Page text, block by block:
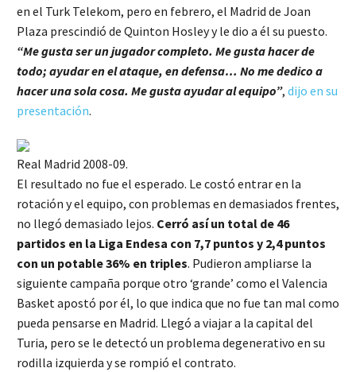
en el Turk Telekom, pero en febrero, el Madrid de Joan
Plaza prescindió de Quinton Hosley y le dio a él su puesto.
“Me gusta ser un jugador completo. Me gusta hacer de
todo; ayudar en el ataque, en defensa… No me dedico a
hacer una sola cosa. Me gusta ayudar al equipo”, dijo en su
presentación.
Real Madrid 2008-09.
El resultado no fue el esperado. Le costó entrar en la
rotación y el equipo, con problemas en demasiados frentes,
no llegó demasiado lejos. Cerró así un total de 46
partidos en la Liga Endesa con 7,7 puntos y 2,4 puntos
con un potable 36% en triples. Pudieron ampliarse la
siguiente campaña porque otro ‘grande’ como el Valencia
Basket apostó por él, lo que indica que no fue tan mal como
pueda pensarse en Madrid. Llegó a viajar a la capital del
Turia, pero se le detectó un problema degenerativo en su
rodilla izquierda y se rompió el contrato.